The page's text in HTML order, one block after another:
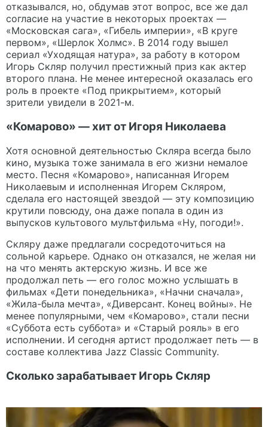
отказывался, но, обдумав этот вопрос, все же дал
согласие на участие в некоторых проектах —
«Московская сага», «Гибель империи», «В круге
первом», «Шерлок Холмс». В 2014 году вышел
сериал «Уходящая натура», за работу в котором
Игорь Скляр получил престижный приз как актер
второго плана. Не менее интересной оказалась его
роль в проекте «Под прикрытием», который
зрители увидели в 2021-м.
«Комарово» — хит от Игоря Николаева
Хотя основной деятельностью Скляра всегда было
кино, музыка тоже занимала в его жизни немалое
место. Песня «Комарово», написанная Игорем
Николаевым и исполненная Игорем Скляром,
сделала его настоящей звездой — эту композицию
крутили повсюду, она даже попала в один из
выпусков культового мультфильма «Ну, погоди!».
Скляру даже предлагали сосредоточиться на
сольной карьере. Однако он отказался, не желая ни
на что менять актерскую жизнь. И все же
продолжал петь — его голос можно услышать в
фильмах «Дети понедельника», «Начни сначала»,
«Жила-была мечта», «Диверсант. Конец войны». Не
менее популярными, чем «Комарово», стали песни
«Суббота есть суббота» и «Старый рояль» в его
исполнении. И сегодня артист продолжает петь — в
составе коллектива Jazz Classic Community.
Сколько зарабатывает Игорь Скляр